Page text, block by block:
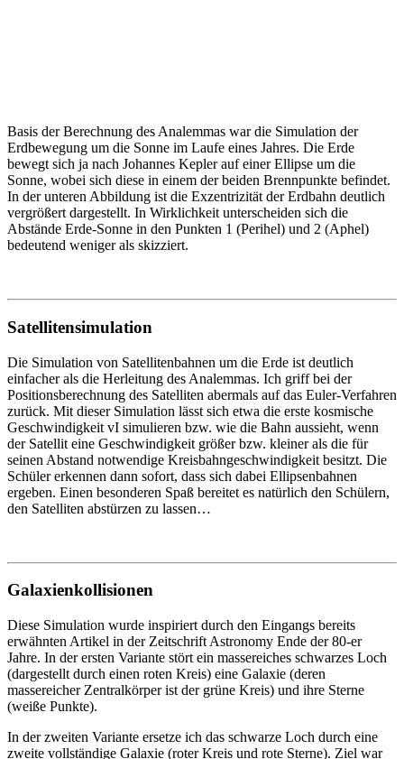
Basis der Berechnung des Analemmas war die Simulation der
Erdbewegung um die Sonne im Laufe eines Jahres. Die Erde
bewegt sich ja nach Johannes Kepler auf einer Ellipse um die
Sonne, wobei sich diese in einem der beiden Brennpunkte befindet.
In der unteren Abbildung ist die Exzentrizität der Erdbahn deutlich
vergrößert dargestellt. In Wirklichkeit unterscheiden sich die
Abstände Erde-Sonne in den Punkten 1 (Perihel) und 2 (Aphel)
bedeutend weniger als skizziert.
Satellitensimulation
Die Simulation von Satellitenbahnen um die Erde ist deutlich
einfacher als die Herleitung des Analemmas. Ich griff bei der
Positionsberechnung des Satelliten abermals auf das Euler-Verfahren
zurück. Mit dieser Simulation lässt sich etwa die erste kosmische
Geschwindigkeit vI simulieren bzw. wie die Bahn aussieht, wenn
der Satellit eine Geschwindigkeit größer bzw. kleiner als die für
seinen Abstand notwendige Kreisbahngeschwindigkeit besitzt. Die
Schüler erkennen dann sofort, dass sich dabei Ellipsenbahnen
ergeben. Einen besonderen Spaß bereitet es natürlich den Schülern,
den Satelliten abstürzen zu lassen…
Galaxienkollisionen
Diese Simulation wurde inspiriert durch den Eingangs bereits
erwähnten Artikel in der Zeitschrift Astronomy Ende der 80-er
Jahre. In der ersten Variante stört ein massereiches schwarzes Loch
(dargestellt durch einen roten Kreis) eine Galaxie (deren
massereicher Zentralkörper ist der grüne Kreis) und ihre Sterne
(weiße Punkte).
In der zweiten Variante ersetze ich das schwarze Loch durch eine
zweite vollständige Galaxie (roter Kreis und rote Sterne). Ziel war